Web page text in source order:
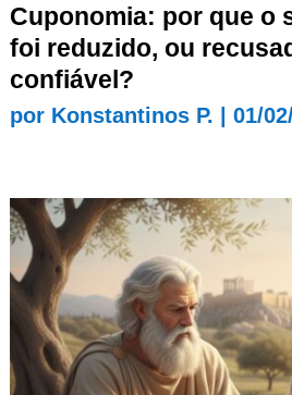
Cuponomia: por que o
foi reduzido, ou
confiável?
por Konstantinos P. 01/